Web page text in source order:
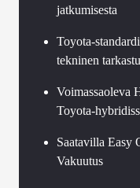
jatkumisesta
Toyota-
tekninen
Voimassaoleva
Toyota-
Saatavilla Easy
Vakuutus